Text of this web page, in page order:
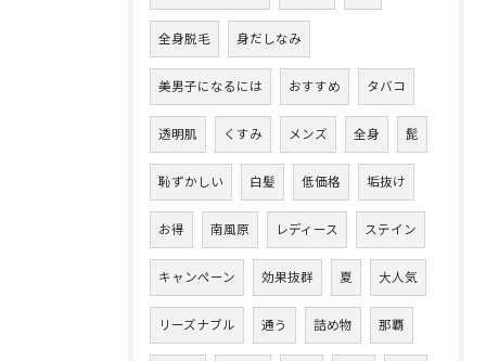
全身脱毛 身だしなみ
美男子になるには おすすめ タバコ
透明肌 くすみ メンズ 全身 髭
恥ずかしい 白髪 低価格 垢抜け
お得 南風原 レディース ステイン
キャンペーン 効果抜群 夏 大人気
リーズナブル 通う 詰め物 那覇